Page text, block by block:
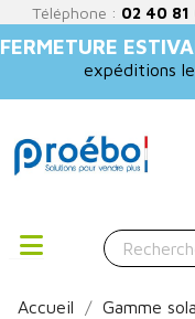
Téléphone : 02 40 81
FERMETURE
expéditions
Accueil Gamme